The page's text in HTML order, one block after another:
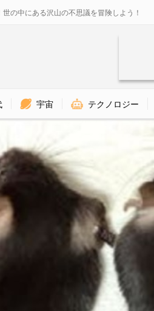
の中にある沢山の不思議を冒険しよう！
宇宙 テクノロジー